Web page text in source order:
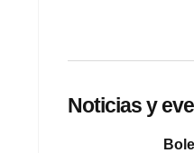
Noticias y